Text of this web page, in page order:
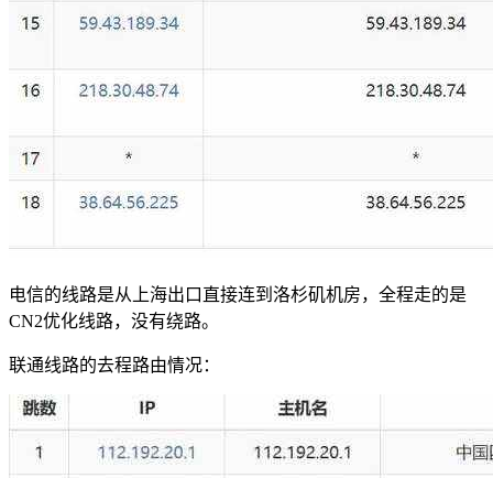
电信的线路是从上海出口直接连到洛杉矶机房，全程走的是
CN2优化线路，没有绕路。
联通线路的去程路由情况：